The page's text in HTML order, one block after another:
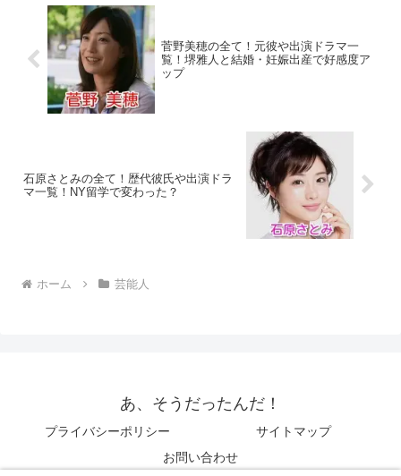
菅野美穂の全て！元彼や出演ドラマ一
覧！堺雅人と結婚・妊娠出産で好感度ア
ップ
石原さとみの全て！歴代彼氏や出演ドラ
マ一覧！NY留学で変わった？
ホーム 芸能人
あ、そうだったんだ！
プライバシーポリシー
サイトマップ
お問い合わせ